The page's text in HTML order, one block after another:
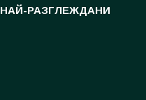
НАЙ-РАЗГЛЕЖДАНИ